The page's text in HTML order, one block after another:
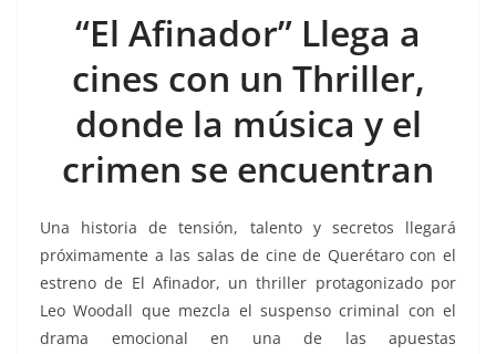
e
b
o
o
k
er l s
A
p
p
e
n
g
er
gr
a
m
p
ar
tir
“El Afinador” Llega a
cines con un Thriller,
donde la música y el
crimen se encuentran
Una historia de tensión, talento y secretos llegará
próximamente a las salas de cine de Querétaro con el
estreno de El Afinador, un thriller protagonizado por
Leo Woodall que mezcla el suspenso criminal con el
drama emocional en una de las apuestas